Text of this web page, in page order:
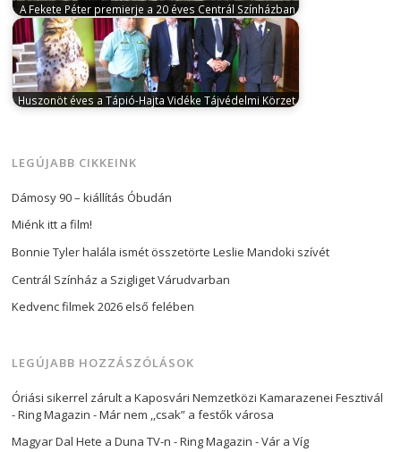
A Fekete Péter premierje a 20 éves Centrál Színházban
november 30, 2023December 8-án, a színház első
premierjének újra hangszerelt bemutatásával
ünnepli…
Huszonöt éves a Tápió-Hajta Vidéke Tájvédelmi Körzet.
LEGÚJABB CIKKEINK
Dámosy 90 – kiállítás Óbudán
Miénk itt a film!
Bonnie Tyler halála ismét összetörte Leslie Mandoki szívét
Centrál Színház a Szigliget Várudvarban
Kedvenc filmek 2026 első felében
LEGÚJABB HOZZÁSZÓLÁSOK
Óriási sikerrel zárult a Kaposvári Nemzetközi Kamarazenei Fesztivál
- Ring Magazin -Már nem ,,csak” a festők városa
Magyar Dal Hete a Duna TV-n - Ring Magazin -Vár a Víg